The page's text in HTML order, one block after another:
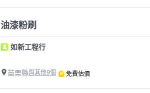
油漆粉刷
如新工程行
苗栗縣與其他9個 免費估價